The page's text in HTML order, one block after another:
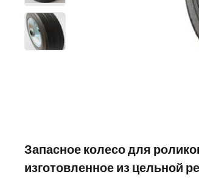
Запасное колесо для
изготовленное из цельной